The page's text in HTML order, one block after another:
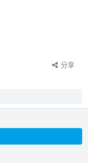
分享